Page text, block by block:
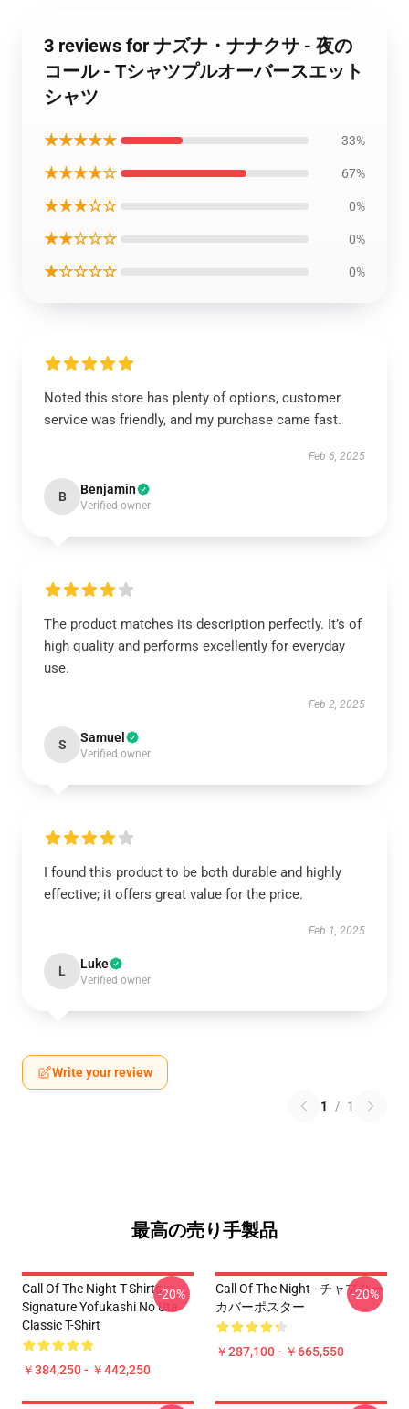
3 reviews for ナズナ・ナナクサ - 夜の
コール - Tシャツプルオーバースエット
シャツ
★★★★★ 33%
★★★★☆ 67%
★★★☆☆ 0%
★★☆☆☆ 0%
★☆☆☆☆ 0%
Noted this store has plenty of options, customer
service was friendly, and my purchase came fast.
Feb 6, 2025
B Benjamin
Verified owner
The product matches its description perfectly. It’s of
high quality and performs excellently for everyday
use.
Feb 2, 2025
S Samuel
Verified owner
I found this product to be both durable and highly
effective; it offers great value for the price.
Feb 1, 2025
L Luke
Verified owner
Write your review
1 / 1
最高の売り手製品
Call Of The Night T-Shirts -
Signature Yofukashi No Uta
Classic T-Shirt
￥384,250 - ￥442,250
-20%
Call Of The Night - チャプター
カバーポスター
￥287,100 - ￥665,550
-20%